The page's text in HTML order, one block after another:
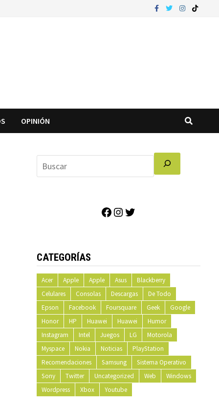
OPINIÓN
Facebook
Instagram
CATEGORÍAS
Acer Apple Apple Asus
Blackberry
Celulares
Consolas Descargas
De Todo
Epson
Facebook Foursquare Geek
Google
Honor
HP Huawei Huawei
Humor
Instagram
Intel Juegos LG
Motorola
Myspace
Nokia Noticias
PlayStation
Recomendaciones
Samsung
Sistema Operativo
Sony
Twitter Uncategorized Web
Windows
Wordpress
Xbox Youtube